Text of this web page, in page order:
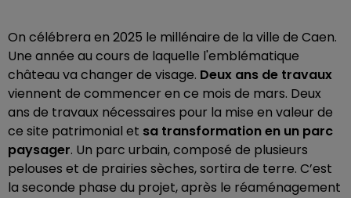
On célébrera en 2025 le millénaire de la ville de Caen.
Une année au cours de laquelle l'emblématique
château va changer de visage. Deux ans de travaux
viennent de commencer en ce mois de mars. Deux
ans de travaux nécessaires pour la mise en valeur de
ce site patrimonial et sa transformation en un parc
paysager. Un parc urbain, composé de plusieurs
pelouses et de prairies sèches, sortira de terre. C’est
la seconde phase du projet, après le réaménagement